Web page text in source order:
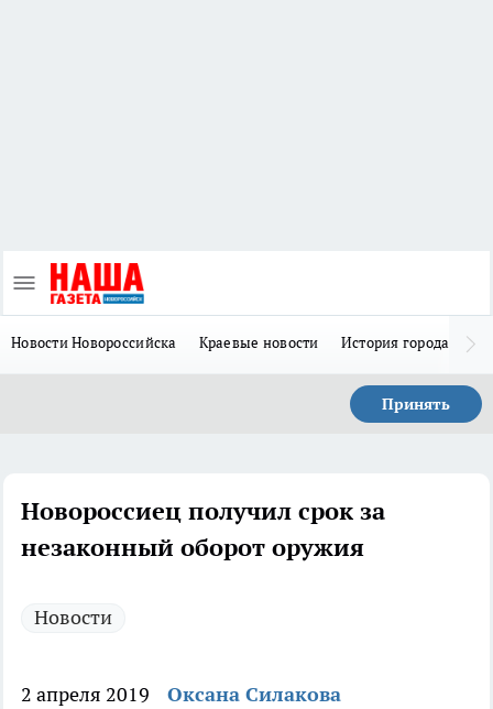
Новости Новороссийска Краевые новости История города Н
Принять
Новороссиец получил срок за
незаконный оборот оружия
Новости
2 апреля 2019 Оксана Силакова